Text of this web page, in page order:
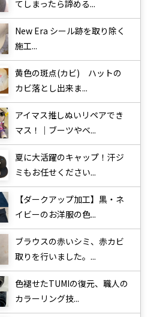
てしまったら諦める...
New Era シール跡を取り除く
施工...
黄色の斑点(カビ) ハットの
カビ落とし出来ま...
アイマス推しぬいリペアでき
マス！｜ブーツやベ...
夏に大活躍のキャップ！汗ジ
ミもお任せください...
【ダークアップ加工】黒・ネ
イビーのお洋服の色...
ブラウスの赤いシミ、赤カビ
取りを行いました。...
色褪せたTUMIの復元、職人の
カラーリング技...